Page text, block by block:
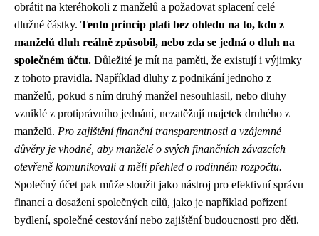
obrátit na kteréhokoli z manželů a požadovat splacení celé
dlužné částky. Tento princip platí bez ohledu na to, kdo z
manželů dluh reálně způsobil, nebo zda se jedná o dluh na
společném účtu. Důležité je mít na paměti, že existují i výjimky
z tohoto pravidla. Například dluhy z podnikání jednoho z
manželů, pokud s ním druhý manžel nesouhlasil, nebo dluhy
vzniklé z protiprávního jednání, nezatěžují majetek druhého z
manželů. Pro zajištění finanční transparentnosti a vzájemné
důvěry je vhodné, aby manželé o svých finančních závazcích
otevřeně komunikovali a měli přehled o rodinném rozpočtu.
Společný účet pak může sloužit jako nástroj pro efektivní správu
financí a dosažení společných cílů, jako je například pořízení
bydlení, společné cestování nebo zajištění budoucnosti pro děti.